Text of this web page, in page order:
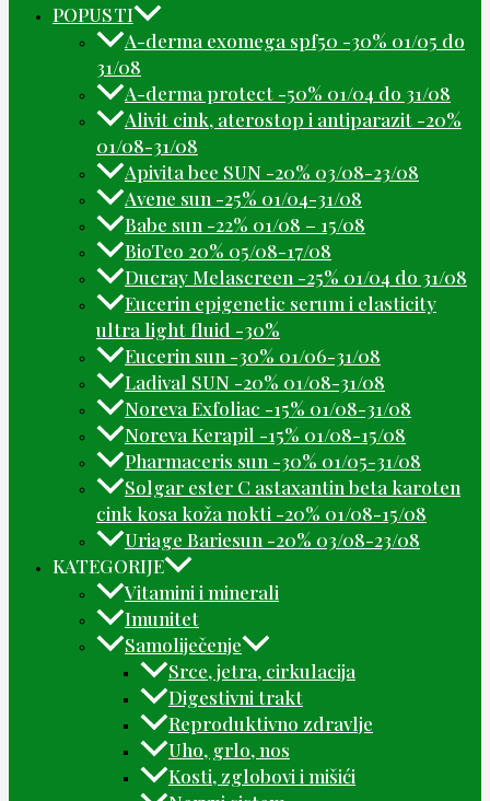
POPUSTI
A-derma exomega spf50 -30% 01/05 do
31/08
A-derma protect -50% 01/04 do 31/08
Alivit cink, aterostop i antiparazit -20%
01/08-31/08
Apivita bee SUN -20% 03/08-23/08
Avene sun -25% 01/04-31/08
Babe sun -22% 01/08 – 15/08
BioTeo 20% 05/08-17/08
Ducray Melascreen -25% 01/04 do 31/08
Eucerin epigenetic serum i elasticity
ultra light fluid -30%
Eucerin sun -30% 01/06-31/08
Ladival SUN -20% 01/08-31/08
Noreva Exfoliac -15% 01/08-31/08
Noreva Kerapil -15% 01/08-15/08
Pharmaceris sun -30% 01/05-31/08
Solgar ester C astaxantin beta karoten
cink kosa koža nokti -20% 01/08-15/08
Uriage Bariesun -20% 03/08-23/08
KATEGORIJE
Vitamini i minerali
Imunitet
Samoliječenje
Srce, jetra, cirkulacija
Digestivni trakt
Reproduktivno zdravlje
Uho, grlo, nos
Kosti, zglobovi i mišići